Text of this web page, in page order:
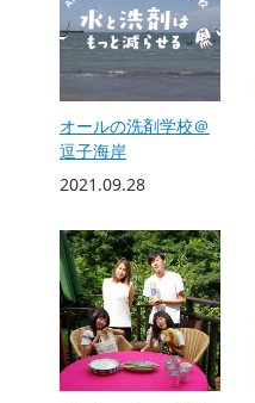
オールの洗剤学校＠
逗子海岸
2021.09.28